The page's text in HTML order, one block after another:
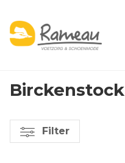
Birckenstock
Filter